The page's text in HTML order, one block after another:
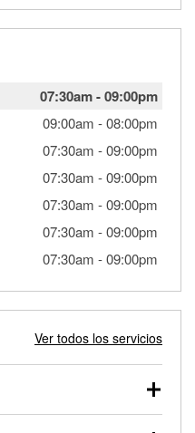
07:30am-09:00pm
09:00am -08:00pm
07:30am -09:00pm
07:30am -09:00pm
07:30am -09:00pm
07:30am -09:00pm
07:30am -09:00pm
Ver todos los servicios